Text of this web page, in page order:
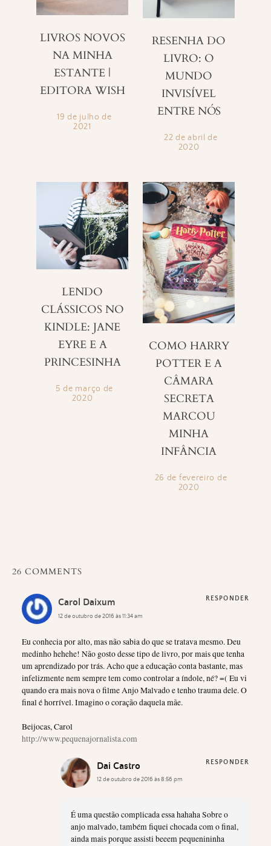
LIVROS NOVOS
NA MINHA
ESTANTE |
EDITORA WISH
19 de julho de
2021
RESENHA DO
LIVRO: O
MUNDO
INVISÍVEL
ENTRE NÓS
22 de abril de
2020
LENDO
CLÁSSICOS NO
KINDLE: JANE
EYRE E A
PRINCESINHA
5 de março de
2020
COMO HARRY
POTTER E A
CÂMARA
SECRETA
MARCOU
MINHA
INFÂNCIA
26 de fevereiro de
2020
26 COMMENTS
Carol Daixum
12 de outubro de 2016 às 11:34 am
Eu conhecia por alto, mas não sabia do que se tratava mesmo. Deu
medinho hehehe! Não gosto desse tipo de livro, por mais que tenha
um aprendizado por trás. Acho que a educação conta bastante, mas
infelizmente nem sempre tem como controlar a índole, né? =( Eu vi
quando era mais nova o filme Anjo Malvado e tenho trauma dele. O
final é horrível. Imagino o coração daquela mãe.
Beijocas, Carol
http://www.pequenajornalista.com
RESPONDER
Dai Castro
12 de outubro de 2016 às 8:56 pm
É uma questão complicada essa hahaha Sobre o
anjo malvado, também fiquei chocada com o final,
ainda mais porque assisti beeem pequenininha
RESPONDER